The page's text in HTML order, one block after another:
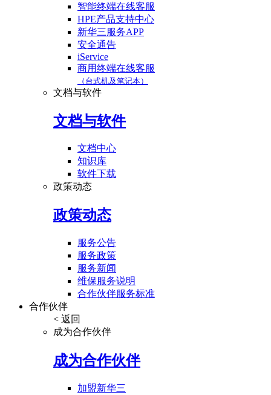
智能终端在线客服
HPE产品支持中心
新华三服务APP
安全通告
iService
商用终端在线客服
（台式机及笔记本）
文档与软件
文档与软件
文档中心
知识库
软件下载
政策动态
政策动态
服务公告
服务政策
服务新闻
维保服务说明
合作伙伴服务标准
合作伙伴
< 返回
成为合作伙伴
成为合作伙伴
加盟新华三